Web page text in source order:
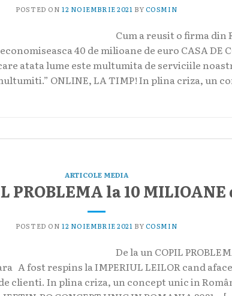
POSTED ON 12 NOIEMBRIE 2021 BYCOSMIN
Cum a reusit o firma din
40 de milioane de euro CASA DE
atata lume este multumita de serviciile
ONLINE, LA TIMP! In plina criza, un
ARTICOLE MEDIA
PROBLEMA la 10
POSTED ON 12 NOIEMBRIE 2021 BYCOSMIN
De la un COPIL
A fost respins la IMPERIUL LEILOR cand
clienti. In plina criza, un concept unic in